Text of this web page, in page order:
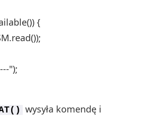
{
");
wysyła komendę i